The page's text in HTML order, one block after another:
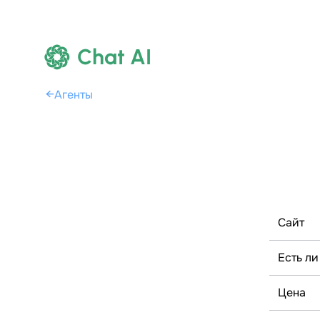
Chat AI
←Агенты
Сайт
Есть
Цена